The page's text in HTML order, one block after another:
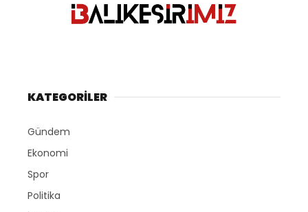
KATEGORİLER
Gündem
Ekonomi
Spor
Politika